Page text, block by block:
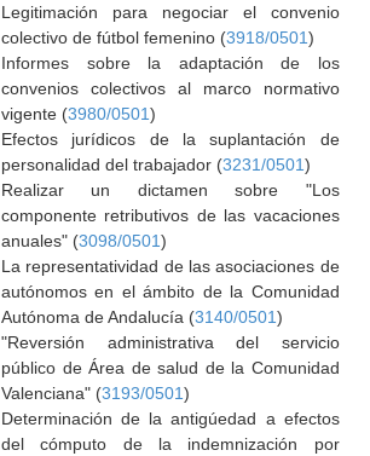
Legitimación para negociar el convenio
colectivo de fútbol femenino (3918/0501)
Informes sobre la adaptación de los
convenios colectivos al marco normativo
vigente (3980/0501)
Efectos jurídicos de la suplantación de
personalidad del trabajador (3231/0501)
Realizar un dictamen sobre "Los
componente retributivos de las vacaciones
anuales" (3098/0501)
La representatividad de las asociaciones de
autónomos en el ámbito de la Comunidad
Autónoma de Andalucía (3140/0501)
"Reversión administrativa del servicio
público de Área de salud de la Comunidad
Valenciana" (3193/0501)
Determinación de la antigúedad a efectos
del cómputo de la indemnización por